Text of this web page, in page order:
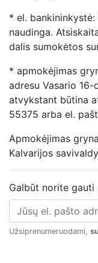
* el.
naudinga.
dalis sumokėtos
* apmokėjimas
adresu Vasario
atvykstant būtina
55375 arba el.
Apmokėjimas
Kalvarijos
Galbūt norite gauti
Užsiprenumeruodami,